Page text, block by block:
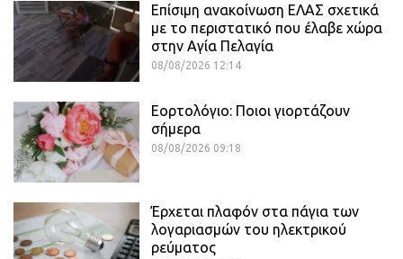
Επίσιμη ανακοίνωση ΕΛΑΣ σχετικά
με το περιστατικό που έλαβε χώρα
στην Αγία Πελαγία
08/08/2026 12:14
Εορτολόγιο: Ποιοι γιορτάζουν
σήμερα
08/08/2026 09:18
Έρχεται πλαφόν στα πάγια των
λογαριασμών του ηλεκτρικού
ρεύματος